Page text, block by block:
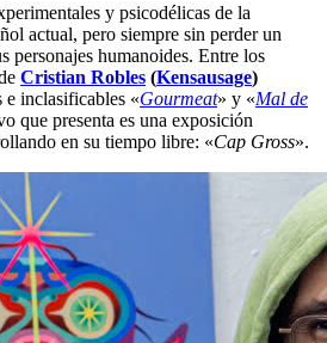
y psicodélicas de la
actual, pero siempre sin perder un
personajes humanoides. Entre los
Cristian Robles (Kensausage)
e inclasificables «Gourmeat» y «Mal de
que presenta es una exposición
en su tiempo libre: «Cap Gross».